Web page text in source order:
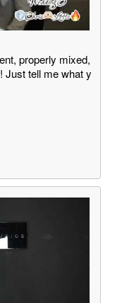
properly mixed,
Just tell me what y